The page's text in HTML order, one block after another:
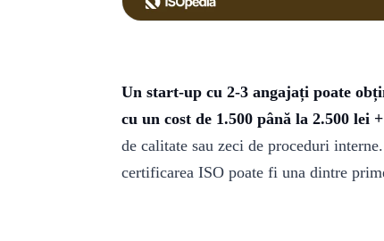
Un start-up cu 2-3 angajați poate
cu un cost de 1.500 până la 2.500 lei
de calitate sau zeci de proceduri
certificarea ISO poate fi una dintre